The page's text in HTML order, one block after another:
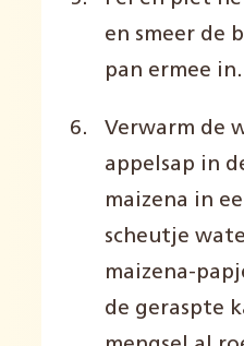
en smeer de
pan ermee in.
Verwarm de
appelsap in
maizena in
scheutje
maizena-
de geraspte